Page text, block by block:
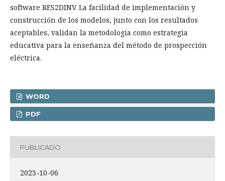
software RES2DINV. La facilidad de implementación y
construcción de los modelos, junto con los resultados
aceptables, validan la metodología como estrategia
educativa para la enseñanza del método de prospección
eléctrica.
WORD
PDF
PUBLICADO
2023-10-06